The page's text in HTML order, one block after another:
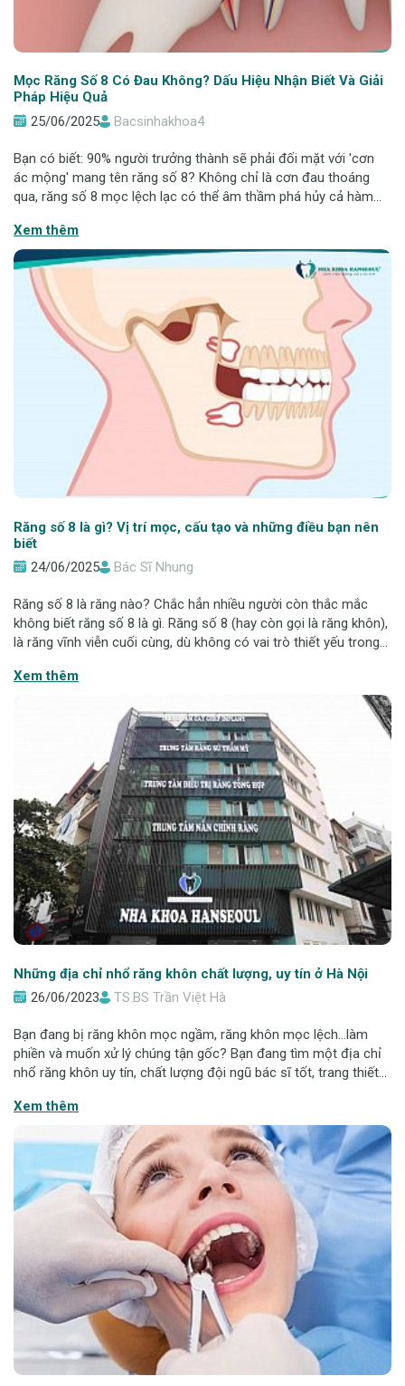
Mọc Răng Số 8 Có Đau Không? Dấu Hiệu Nhận Biết Và Giải
Pháp Hiệu Quả
25/06/2025
Bacsinhakhoa4
Bạn có biết: 90% người trưởng thành sẽ phải đối mặt với 'cơn
ác mộng' mang tên răng số 8? Không chỉ là cơn đau thoáng
qua, răng số 8 mọc lệch lạc có thể âm thầm phá hủy cả hàm
răng khôn là điều bắ
Xem thêm
Răng số 8 là gì? Vị trí mọc, cấu tạo và những điều bạn nên
biết
24/06/2025
Bác Sĩ Nhung
Răng số 8 là răng nào? Chắc hẳn nhiều người còn thắc mắc
không biết răng số 8 là gì. Răng số 8 (hay còn gọi là răng khôn),
là răng vĩnh viễn cuối cùng, dù không có vai trò thiết yếu trong
nhức, viêm
Xem thêm
Những địa chỉ nhổ răng khôn chất lượng, uy tín ở Hà Nội
26/06/2023
TS.BS Trần Việt Hà
Bạn đang bị răng khôn mọc ngầm, răng khôn mọc lệch...làm
phiền và muốn xử lý chúng tận gốc? Bạn đang tìm một địa chỉ
nhổ răng khôn uy tín, chất lượng đội ngũ bác sĩ tốt, trang thiết
dưới đây, Nha kho
Xem thêm